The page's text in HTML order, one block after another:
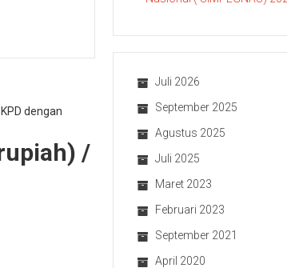
dengan
/
Juli 2026
September 2025
Agustus 2025
Juli 2025
Maret 2023
Februari 2023
September 2021
April 2020